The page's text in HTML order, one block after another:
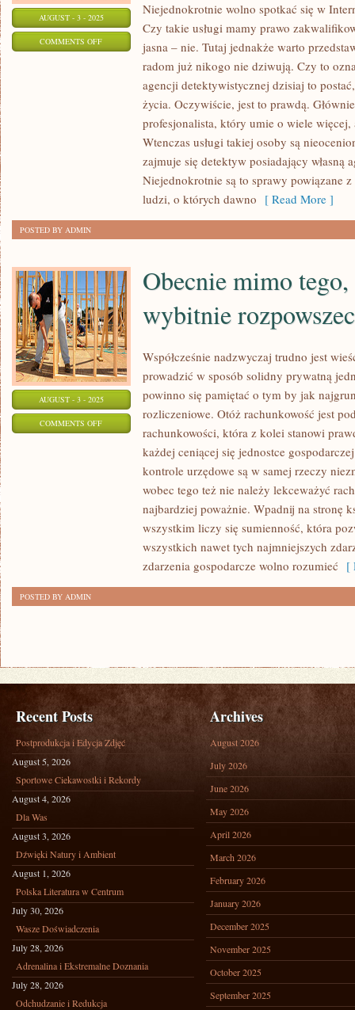
AUGUST - 3 - 2025
COMMENTS OFFON
PRZYBYWA
RÓŻNEGO
RODZAJU
KSIĘGOWYCH,
TO
NIEMNIEJ
JEDNAK
Niejednokrotnie wolno spotkać się w
Czy takie usługi mamy prawo
jasna – nie. Tutaj jednakże warto
radom już nikogo nie dziwują. Czy to
agencji detektywistycznej dzisiaj to
życia. Oczywiście, jest to prawdą.
profesjonalista, który umie o wiele więcej,
Wtenczas usługi takiej osoby są
zajmuje się detektyw posiadający własną
Niejednokrotnie są to sprawy powiązane
ludzi, o których dawno [ Read More ]
POSTED BY ADMIN
AUGUST - 3 - 2025
COMMENTS OFFON
Obecnie mimo
wybitnie
Współcześnie nadzwyczaj trudno jest
prowadzić w sposób solidny prywatną
powinno się pamiętać o tym by jak
rozliczeniowe. Otóż rachunkowość jest
rachunkowości, która z kolei stanowi
każdej ceniącej się jednostce
kontrole urzędowe są w samej rzeczy
wobec tego też nie należy lekceważyć
najbardziej poważnie. Wpadnij na stronę
wszystkim liczy się sumienność, która
wszystkich nawet tych najmniejszych
zdarzenia gospodarcze wolno rozumieć [
POSTED BY ADMIN
Recent Posts
Postprodukcja i Edycja Zdjęć
August 5, 2026
Sportowe Ciekawostki i Rekordy
August 4, 2026
Dla Was
August 3, 2026
Dźwięki Natury i Ambient
August 1, 2026
Polska Literatura w Centrum
July 30, 2026
Wasze Doświadczenia
July 28, 2026
Adrenalina i Ekstremalne Doznania
July 28, 2026
Odchudzanie i Redukcja
Archives
August 2026
July 2026
June 2026
May 2026
April 2026
March 2026
February 2026
January 2026
December 2025
November 2025
October 2025
September 2025